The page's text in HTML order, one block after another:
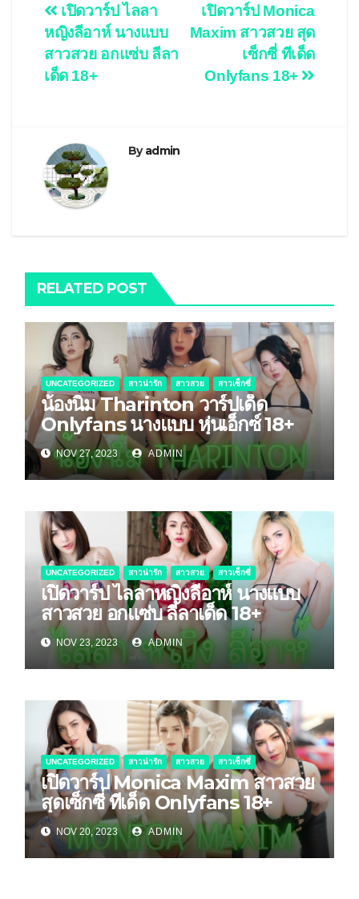
Post
navigation
เปิดวาร์ป Monica
Maxim สาวสวย สุด
เซ็กซี่ ทีเด็ด
Onlyfans 18+
เปิดวาร์ป ไลลา
หญิงลีอาห์ นางแบบ
สาวสวย อกแซ่บ ลีลา
เด็ด 18+
Byadmin
RELATED POST
UNCATEGORIZED สาวน่ารัก สาวสวย สาวเซ็กซี่
น้องนิ่ม Tharinton วาร์ปเด็ด
Onlyfans นางแบบ หุ่นเอ็กซ์ 18+
NOV 27, 2023 ADMIN
UNCATEGORIZED สาวน่ารัก สาวสวย สาวเซ็กซี่
เปิดวาร์ป ไลลาหญิงลีอาห์ นางแบบ
สาวสวย อกแซ่บ ลีลาเด็ด 18+
NOV 23, 2023 ADMIN
UNCATEGORIZED สาวน่ารัก สาวสวย สาวเซ็กซี่
เปิดวาร์ป Monica Maxim สาวสวย
สุดเซ็กซี่ ทีเด็ด Onlyfans 18+
NOV 20, 2023 ADMIN